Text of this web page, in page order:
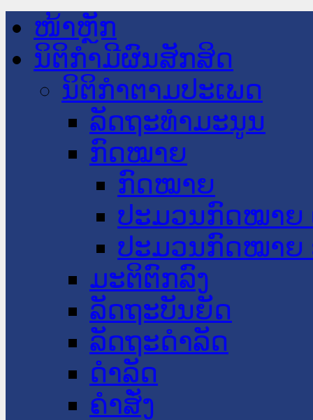
ໜ້າຫຼັກ
ນິຕິກໍາມີຜົນສັກສິດ
ນິຕິກໍາຕາມປະເພດ
ລັດຖະທໍາມະນູນ
ກົດໝາຍ
ກົດໝາຍ
ປະມວນກົດໝາຍ
ປະມວນກົດໝາຍ
ມະຕິຕົກລົງ
ລັດຖະບັນຍັດ
ລັດຖະດໍາລັດ
ດໍາລັດ
ຄໍາສັ່ງ